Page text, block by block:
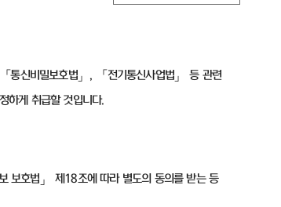
「통신비밀보호법」 ,
「전기통신사업법」 등 관련
하게 취급할 것입니다.
보호법」 제 18조에 따라 별도의 동의를 받는 등